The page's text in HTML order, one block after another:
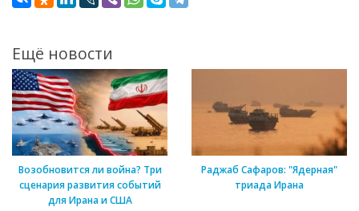
Ещё новости
Возобновится ли война? Три
сценария развития событий
для Ирана и США
Раджаб Сафаров: "Ядерная"
триада Ирана